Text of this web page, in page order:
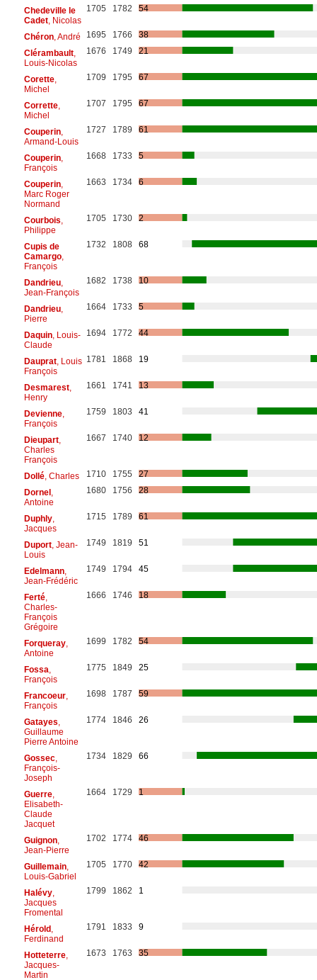
Chedeville le
Cadet, Nicolas
1705 1782 54
Chéron, André 1695 1766
38
Clérambault,
Louis-Nicolas
1676 1749 21
Corette,
Michel
1709 1795 67
Corrette,
Michel
1707 1795 67
Couperin,
Armand-Louis
1727 1789 61
Couperin,
François
1668 1733 5
Couperin,
Marc Roger
Normand
1663 1734 6
Courbois
Philippe
1705 1730 2
Cupis de
Camargo,
François
1732 1808 68
Dandrieu,
Jean-François
1682 1738 10
Dandrieu,
Pierre
1664 1733 5
Daquin, Louis-
Claude
1694 1772 44
Dauprat, Louis
François
1781 1868 19
Desmarest,
Henry
1661 1741 13
Devienne,
François
1759 1803 41
Dieupart,
Charles
François
1667 1740 12
Dollé, Charles 1710 1755
27
Dornel,
Antoine
1680 1756 28
Duphly,
Jacques
1715 1789 61
Duport, Jean-
Louis
1749 1819 51
Edelmann,
Jean-Frédéric
1749 1794 45
Ferté,
Charles-
François
Grégoire
1666 1746 18
Forqueray,
Antoine
1699 1782 54
Fossa
François
1775 1849 25
Francoeur,
François
1698 1787 59
Gatayes
Guillaume
Pierre Antoine
1774 1846 26
Gossec,
François-
Joseph
1734 1829 66
Guerre,
Elisabeth-
Claude
Jacquet
1664 1729 1
Guignon,
Jean-Pierre
1702 1774 46
Guillemain,
Louis-Gabriel
1705 1770 42
Halévy,
Jacques
Fromental
1799 1862 1
Hérold,
Ferdinand
1791 1833 9
Hotteterre,
Jacques-
Martin
1673 1763 35